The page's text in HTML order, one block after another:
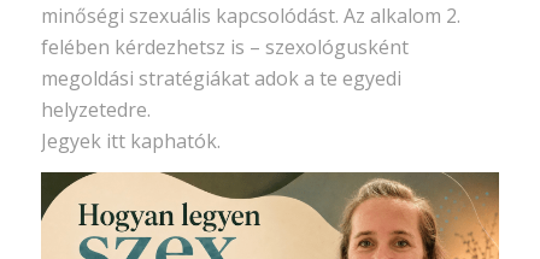
minőségi szexuális kapcsolódást. Az alkalom 2.
felében kérdezhetsz is – szexológusként
megoldási stratégiákat adok a te egyedi
helyzetedre.
Jegyek itt kaphatók.